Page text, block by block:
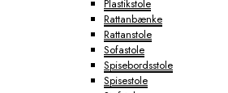
Plastikstole
Rattanbænke
Rattanstole
Sofastole
Spisebordsstole
Spisestole